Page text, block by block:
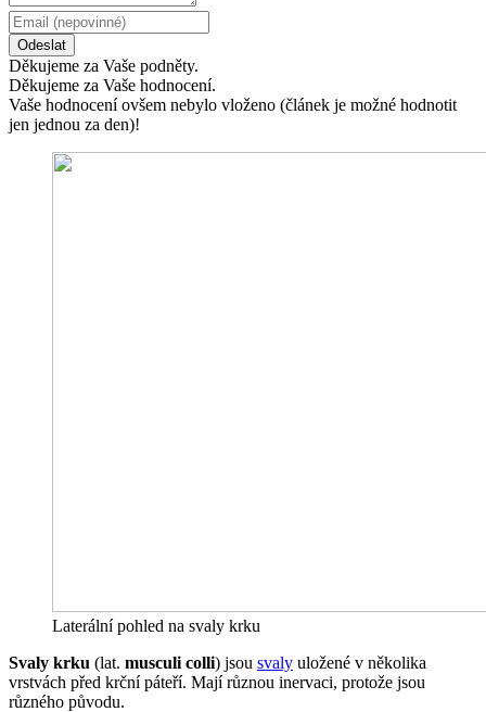
Odeslat
Děkujeme za Vaše podněty.
Děkujeme za Vaše hodnocení.
Vaše hodnocení ovšem nebylo vloženo (článek je možné hodnotit
jen jednou za den)!
Laterální pohled na svaly krku
Svaly krku (lat. musculi colli) jsou svaly uložené v několika
vrstvách před krční páteří. Mají různou inervaci, protože jsou
různého původu.